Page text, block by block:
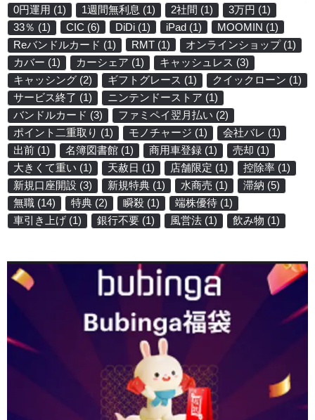
0円運用 (1) 1週間無利息 (1) 2社間 (1) 3万円 (1)
33％ (1) CIC (6) DiDi (1) iPad (1) MOOMIN (1)
Reバンドルカード (1) RMT (1) オンラインショップ(1)
カバー (1) カーシェア (1) キャッシュレス (3)
キャッシング (2) ギフトグレース (1) クイックローン (1)
サービス終了 (1) ニンテンドーストア (1)
バンドルカード (3) ファミペイ翌月払い (2)
ポイント二重取り (1) モノチャージ (1) 会社バレ (1)
出前 (1) 名簿図書館 (1) 商用車登録 (1) 売却 (1)
大きくて重い (1) 天赦日 (1) 店舗限定 (1) 控除率 (1)
新規口座開設 (3) 新規特典 (1) 水商売 (1) 滞納 (5)
無職 (14) 特典 (2) 瞬殺 (1) 端株優待 (1)
車引き上げ (1) 銀行不要 (1) 風営法 (1) 飲み物 (1)